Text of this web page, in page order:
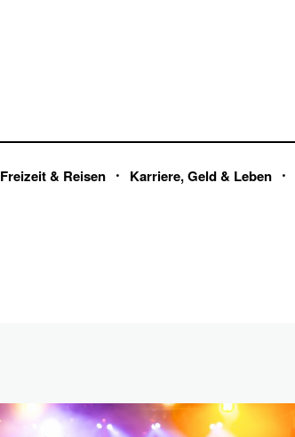
Freizeit & Reisen Karriere, Geld & Leben